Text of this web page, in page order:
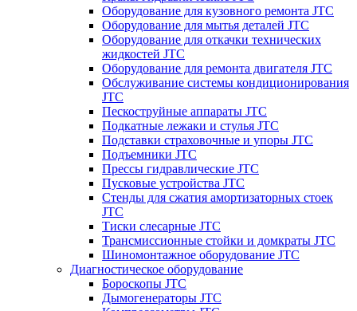
Оборудование для кузовного ремонта JTC
Оборудование для мытья деталей JTC
Оборудование для откачки технических
жидкостей JTC
Оборудование для ремонта двигателя JTC
Обслуживание системы кондиционирования
JTC
Пескоструйные аппараты JTC
Подкатные лежаки и стулья JTC
Подставки страховочные и упоры JTC
Подъемники JTC
Прессы гидравлические JTC
Пусковые устройства JTC
Стенды для сжатия амортизаторных стоек
JTC
Тиски слесарные JTC
Трансмиссионные стойки и домкраты JTC
Шиномонтажное оборудование JTC
Диагностическое оборудование
Бороскопы JTC
Дымогенераторы JTC